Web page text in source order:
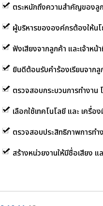
ตระหนักถึงความสำคัญของ
ผู้บริหารขององค์กรต้องให้น
ฟังเสียงจากลูกค้า และเจ้าห
ยินดีต้อนรับคำร้องเรียนจากลู
ตรวจสอบกระบวนการทำงา
เลือกใช้เทคโนโลยี และ เครื่อ
ตรวจสอบประสิทธิภาพการทำ
สร้างหน่วยงานให้มีชื่อเสียง